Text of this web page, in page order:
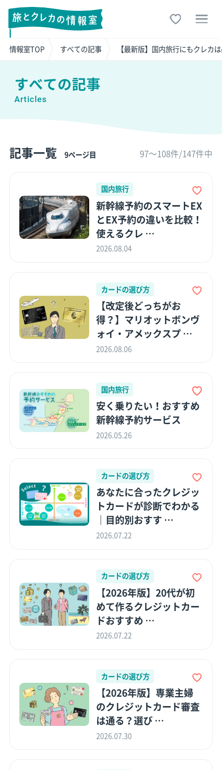
情報室TOP すべての記事 【最新版】国内旅行にもクレカ
すべての記事
Articles
記事一覧 9ページ目 97〜108件/147件中
国内旅行
新幹線予約のスマートEX
とEX予約の違いを比較！
使えるクレ …
2026.08.04
カードの選び方
【改定後どっちがお
得？】マリオットボンヴ
ォイ・アメックスプ …
2026.08.06
国内旅行
安く乗りたい！おすすめ
新幹線予約サービス
2026.05.26
カードの選び方
あなたに合ったクレジッ
トカードが診断でわかる
｜目的別おすす …
2026.07.22
カードの選び方
【2026年版】20代が初
めて作るクレジットカー
ドおすすめ …
2026.07.22
カードの選び方
【2026年版】専業主婦
のクレジットカード審査
は通る？選び …
2026.07.30